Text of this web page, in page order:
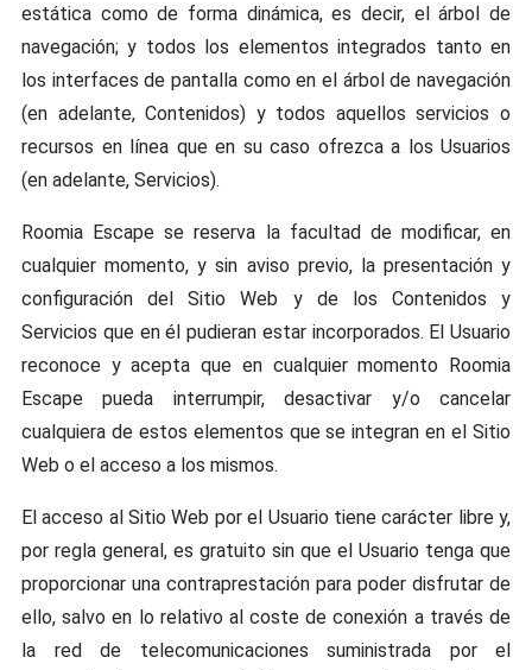
estática como de forma dinámica, es decir, el árbol de
navegación; y todos los elementos integrados tanto en
los interfaces de pantalla como en el árbol de navegación
(en adelante, Contenidos) y todos aquellos servicios o
recursos en línea que en su caso ofrezca a los Usuarios
(en adelante, Servicios).
Roomia Escape se reserva la facultad de modificar, en
cualquier momento, y sin aviso previo, la presentación y
configuración del Sitio Web y de los Contenidos y
Servicios que en él pudieran estar incorporados. El Usuario
reconoce y acepta que en cualquier momento Roomia
Escape pueda interrumpir, desactivar y/o cancelar
cualquiera de estos elementos que se integran en el Sitio
Web o el acceso a los mismos.
El acceso al Sitio Web por el Usuario tiene carácter libre y,
por regla general, es gratuito sin que el Usuario tenga que
proporcionar una contraprestación para poder disfrutar de
ello, salvo en lo relativo al coste de conexión a través de
la red de telecomunicaciones suministrada por el